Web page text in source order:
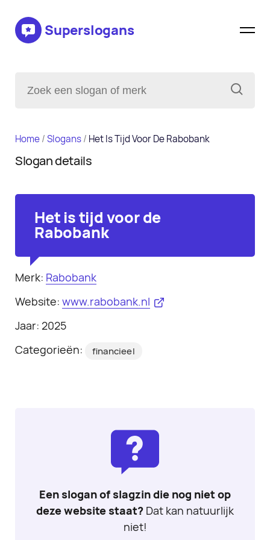
Superslogans
Home/Slogans/ Het Is Tijd Voor De Rabobank
Slogan details
Het is tijd voor de
Rabobank
Merk: Rabobank
Website: www.rabobank.nl
Jaar: 2025
Categorieën:
financieel
Een slogan of slagzin die nog niet op
deze website staat? Dat kan natuurlijk
niet!